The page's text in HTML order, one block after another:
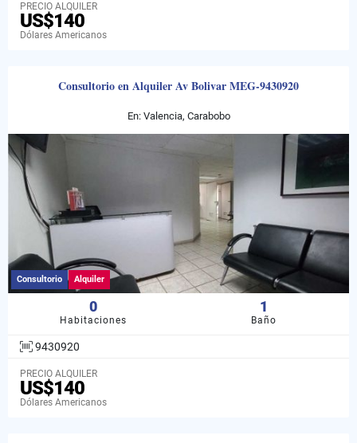
PRECIO ALQUILER
US$140
Dólares Americanos
Consultorio en Alquiler Av Bolivar MEG-9430920
En: Valencia, Carabobo
Consultorio Alquiler
0
Habitaciones
1
Baño
9430920
PRECIO ALQUILER
US$140
Dólares Americanos